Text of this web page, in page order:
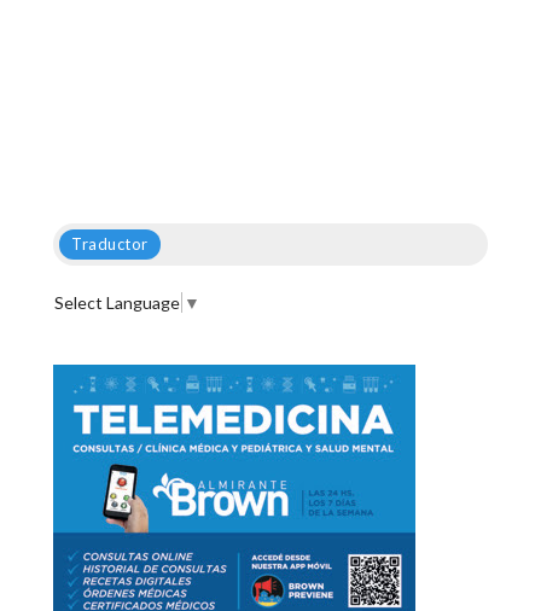
Traductor
Select Language ▼